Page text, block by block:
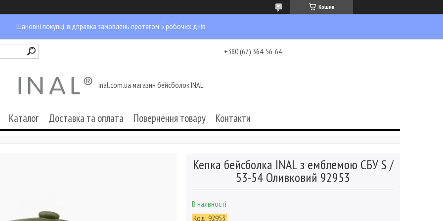
Кошик
Шановні покупці, відправка замовлень протягом 5 робочих днів
+380 (67) 364-56-64
inal.com.ua магазин бейсболок INAL
Каталог Доставка та оплата Повернення товару Контакти
Кепка бейсболка INAL з емблемою СБУ S /
53-54 Оливковий 92953
В наявності
Код: 92953